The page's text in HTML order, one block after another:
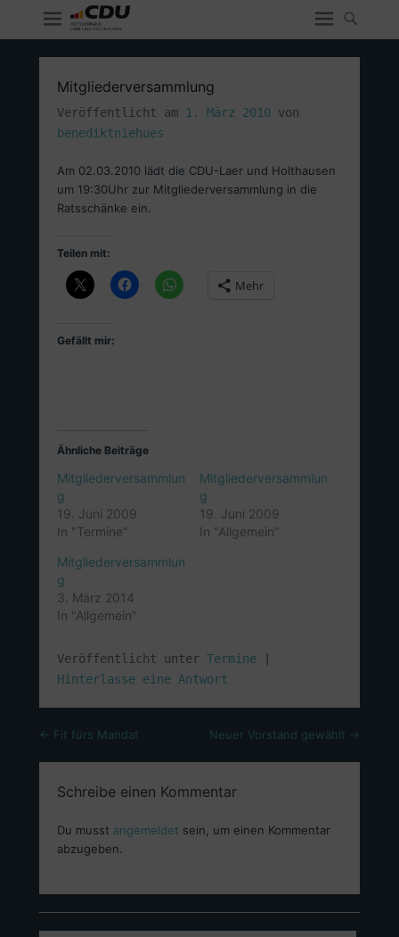
Mitgliederversammlung
Veröffentlicht am 1. März 2010 von
benediktniehues
Am 02.03.2010 lädt die CDU-Laer und Holthausen
um 19:30Uhr zur Mitgliederversammlung in die
Ratsschänke ein.
Teilen mit:
Mehr
Gefällt mir:
Ähnliche Beiträge
Mitgliederversammlun
g
19. Juni 2009
In "Termine"
Mitgliederversammlun
g
19. Juni 2009
In "Allgemein"
Mitgliederversammlun
g
3. März 2014
In "Allgemein"
Veröffentlicht unter Termine
Hinterlasse eine Antwort
Beitragsnavigation
← Fit fürs Mandat Neuer Vorstand gewählt →
Schreibe einen Kommentar
Du musst angemeldet sein, um einen Kommentar
abzugeben.